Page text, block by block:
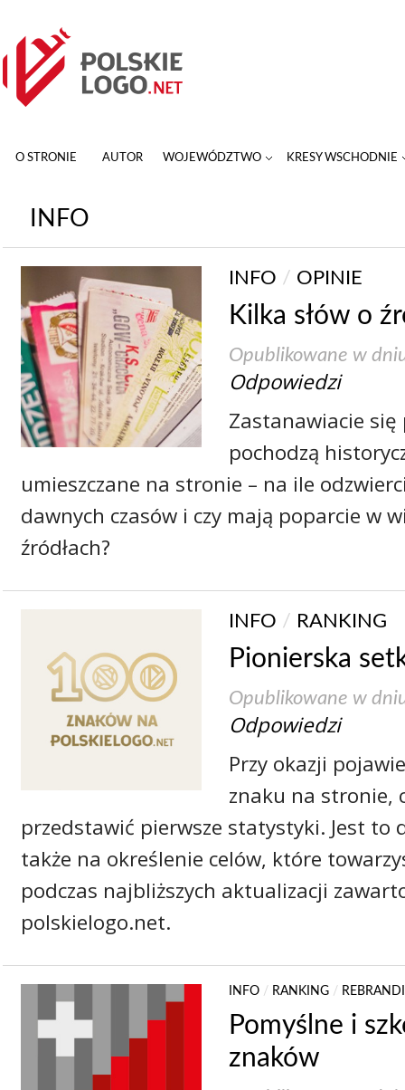
O STRONIE AUTOR WOJEWÓDZTWO KRESY WSCHODNIE
INFO
INFO / OPINIE
Kilka słów o
Opublikowane w
Odpowiedzi
Zastanawiacie się
pochodzą
umieszczane na stronie – na ile
dawnych czasów i czy mają poparcie w
źródłach?
INFO / RANKING
Pionierska
Opublikowane w
Odpowiedzi
Przy okazji
znaku na stronie,
przedstawić pierwsze statystyki. Jest to
także na określenie celów, które
podczas najbliższych aktualizacji
polskielogo.net.
INFO/ RANKING/
Pomyślne i
znaków